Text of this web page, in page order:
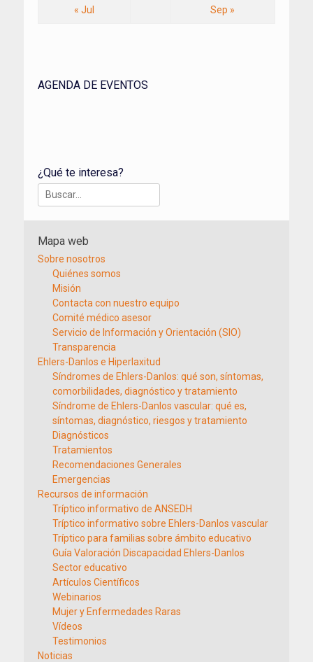
« Jul Sep »
AGENDA DE EVENTOS
¿Qué te interesa?
Buscar:
Mapa web
Sobre nosotros
Quiénes somos
Misión
Contacta con nuestro equipo
Comité médico asesor
Servicio de Información y Orientación (SIO)
Transparencia
Ehlers-Danlos e Hiperlaxitud
Síndromes de Ehlers-Danlos: qué son, síntomas,
comorbilidades, diagnóstico y tratamiento
Síndrome de Ehlers-Danlos vascular: qué es,
síntomas, diagnóstico, riesgos y tratamiento
Diagnósticos
Tratamientos
Recomendaciones Generales
Emergencias
Recursos de información
Tríptico informativo de ANSEDH
Tríptico informativo sobre Ehlers-Danlos vascular
Tríptico para familias sobre ámbito educativo
Guía Valoración Discapacidad Ehlers-Danlos
Sector educativo
Artículos Científicos
Webinarios
Mujer y Enfermedades Raras
Vídeos
Testimonios
Noticias